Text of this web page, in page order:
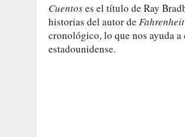
Cuentoses el título de Ray
historias del autor de
cronológico, lo que nos ayuda
estadounidense.